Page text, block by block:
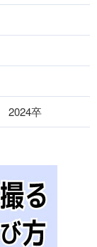
2024卒